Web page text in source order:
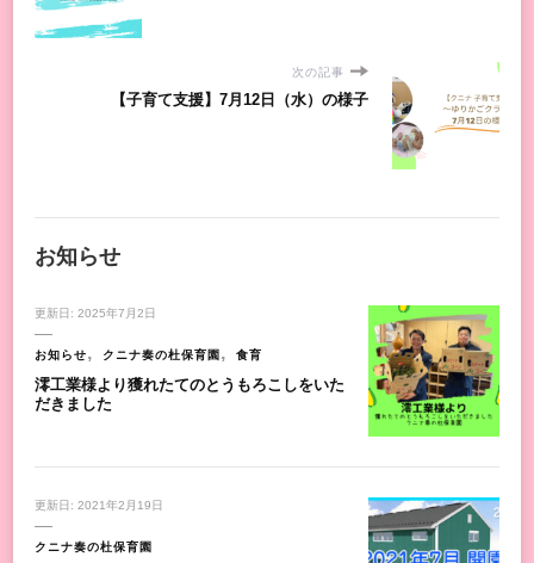
次の記事
【子育て支援】7月12日（水）の様子
お知らせ
更新日: 2025年7月2日
お知らせ クニナ奏の杜保育園 食育
澪工業様より獲れたてのとうもろこしをいた
だきました
更新日: 2021年2月19日
クニナ奏の杜保育園